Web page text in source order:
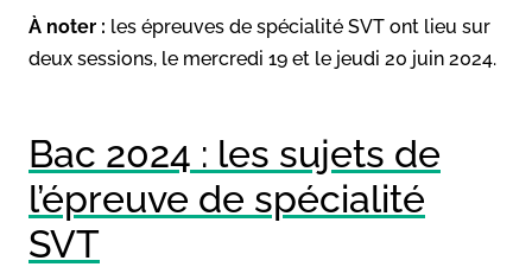
À noter : les épreuves de spécialité SVT ont lieu sur
deux sessions, le mercredi 19 et le jeudi 20 juin 2024.
Bac 2024 : les sujets de
l’épreuve de spécialité
SVT